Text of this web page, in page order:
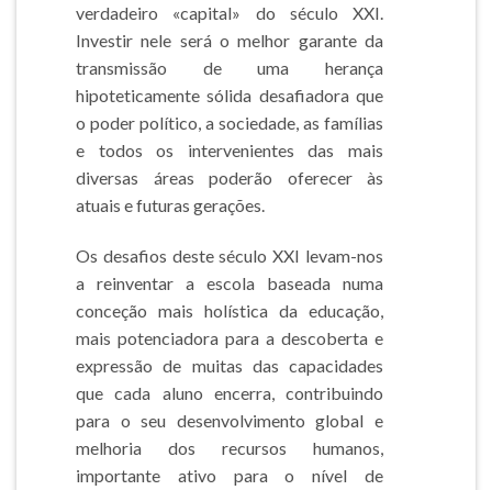
verdadeiro «capital» do século XXI.
Investir nele será o melhor garante da
transmissão de uma herança
hipoteticamente sólida desafiadora que
o poder político, a sociedade, as famílias
e todos os intervenientes das mais
diversas áreas poderão oferecer às
atuais e futuras gerações.
Os desafios deste século XXI levam-nos
a reinventar a escola baseada numa
conceção mais holística da educação,
mais potenciadora para a descoberta e
expressão de muitas das capacidades
que cada aluno encerra, contribuindo
para o seu desenvolvimento global e
melhoria dos recursos humanos,
importante ativo para o nível de